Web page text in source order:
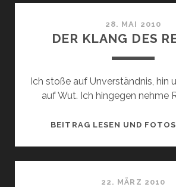
28. MAI 2010
DER KLANG DES
Ich stoße auf Unverständnis, hin
auf Wut. Ich hingegen nehme
BEITRAG LESEN UND
22. MÄRZ 2010